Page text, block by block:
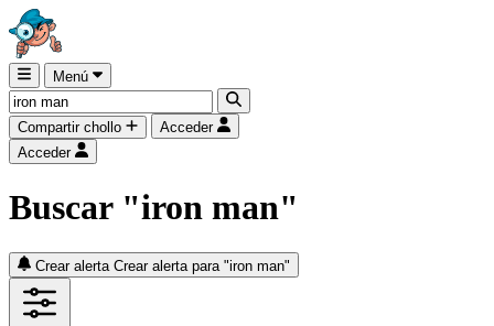
Menú
Compartir chollo
Acceder
Acceder
Buscar "iron man"
Crear alerta Crear alerta para "iron man"